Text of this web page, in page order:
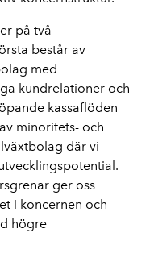
på två
består av
med
kundrelationer och
kassaflöden
minoritets- och
där vi
ger oss
i koncernen och
högre